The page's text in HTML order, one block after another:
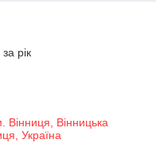
рік
Вінницька
Україна